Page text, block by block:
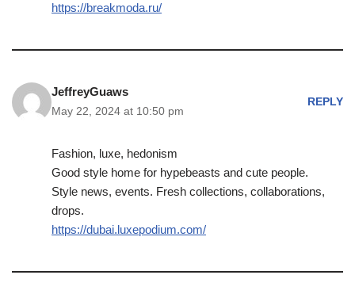
https://breakmoda.ru/
JeffreyGuaws
May 22, 2024 at 10:50 pm
REPLY
Fashion, luxe, hedonism
Good style home for hypebeasts and cute people.
Style news, events. Fresh collections, collaborations,
drops.
https://dubai.luxepodium.com/